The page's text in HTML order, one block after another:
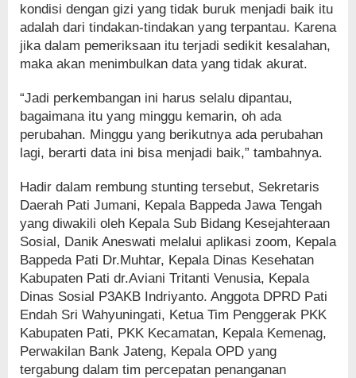
kondisi dengan gizi yang tidak buruk menjadi baik itu
adalah dari tindakan-tindakan yang terpantau. Karena
jika dalam pemeriksaan itu terjadi sedikit kesalahan,
maka akan menimbulkan data yang tidak akurat.
“Jadi perkembangan ini harus selalu dipantau,
bagaimana itu yang minggu kemarin, oh ada
perubahan. Minggu yang berikutnya ada perubahan
lagi, berarti data ini bisa menjadi baik,” tambahnya.
Hadir dalam rembung stunting tersebut, Sekretaris
Daerah Pati Jumani, Kepala Bappeda Jawa Tengah
yang diwakili oleh Kepala Sub Bidang Kesejahteraan
Sosial, Danik Aneswati melalui aplikasi zoom, Kepala
Bappeda Pati Dr.Muhtar, Kepala Dinas Kesehatan
Kabupaten Pati dr.Aviani Tritanti Venusia, Kepala
Dinas Sosial P3AKB Indriyanto. Anggota DPRD Pati
Endah Sri Wahyuningati, Ketua Tim Penggerak PKK
Kabupaten Pati, PKK Kecamatan, Kepala Kemenag,
Perwakilan Bank Jateng, Kepala OPD yang
tergabung dalam tim percepatan penanganan